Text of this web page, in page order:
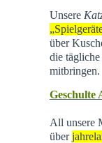
Unsere
über
die
mitbringen.
Geschulte
All unsere
über